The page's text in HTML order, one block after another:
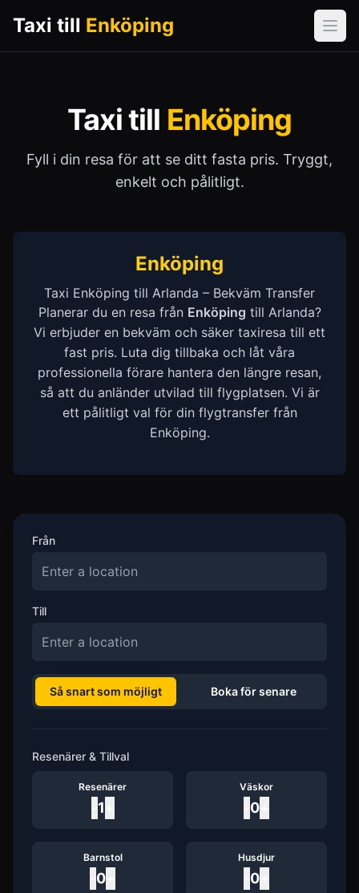
Taxi till Enköping
Taxi till Enköping
Fyll i din resa för att se ditt fasta pris. Tryggt,
enkelt och pålitligt.
Enköping
Taxi Enköping till Arlanda – Bekväm Transfer
Planerar du en resa från Enköping till Arlanda?
Vi erbjuder en bekväm och säker taxiresa till ett
fast pris. Luta dig tillbaka och låt våra
professionella förare hantera den längre resan,
så att du anländer utvilad till flygplatsen. Vi är
ett pålitligt val för din flygtransfer från
Enköping.
Från
Till
Så snart som möjligt Boka för senare
Resenärer & Tillval
Resenärer
1
Väskor
0
Barnstol
0
Husdjur
0